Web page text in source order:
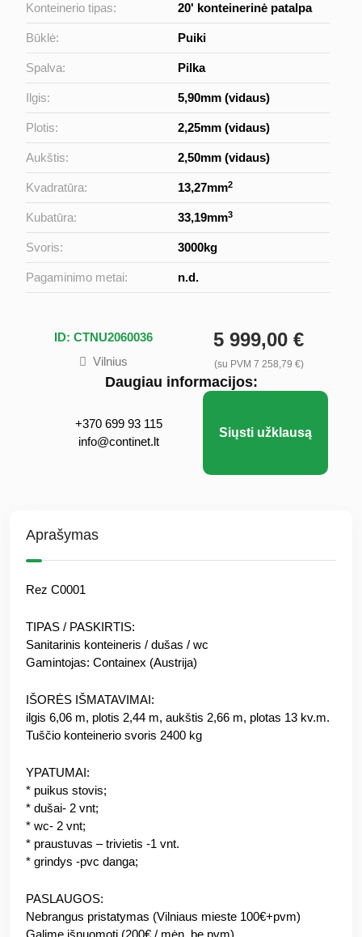
Konteinerio tipas: 20' konteinerinė patalpa
Būklė: Puiki
Spalva: Pilka
Ilgis: 5,90mm (vidaus)
Plotis: 2,25mm (vidaus)
Aukštis: 2,50mm (vidaus)
Kvadratūra: 13,27mm2
Kubatūra: 33,19mm3
Svoris: 3000kg
Pagaminimo metai: n.d.
ID: CTNU2060036
Vilnius
5 999,00 €
(su PVM 7 258,79 €)
Daugiau informacijos:
+370 699 93 115
info@continet.lt
Siųsti užklausą
Aprašymas
Rez C0001
TIPAS / PASKIRTIS:
Sanitarinis konteineris / dušas / wc
Gamintojas: Containex (Austrija)
IŠORĖS IŠMATAVIMAI:
ilgis 6,06 m, plotis 2,44 m, aukštis 2,66 m, plotas 13 kv.m.
Tuščio konteinerio svoris 2400 kg
YPATUMAI:
* puikus stovis;
* dušai- 2 vnt;
* wc- 2 vnt;
* praustuvas – trivietis -1 vnt.
* grindys -pvc danga;
PASLAUGOS:
Nebrangus pristatymas (Vilniaus mieste 100€+pvm)